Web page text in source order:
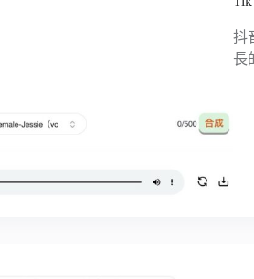
抖
長